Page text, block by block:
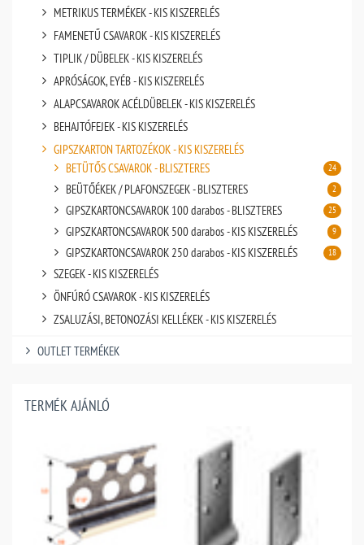
METRIKUS TERMÉKEK - KIS KISZERELÉS
FAMENETŰ CSAVAROK - KIS KISZERELÉS
TIPLIK / DÜBELEK - KIS KISZERELÉS
APRÓSÁGOK, EYÉB - KIS KISZERELÉS
ALAPCSAVAROK ACÉLDÜBELEK - KIS KISZERELÉS
BEHAJTÓFEJEK - KIS KISZERELÉS
GIPSZKARTON TARTOZÉKOK - KIS KISZERELÉS
BETÜTŐS CSAVAROK - BLISZTERES
24
BEÜTŐÉKEK / PLAFONSZEGEK - BLISZTERES 2
GIPSZKARTONCSAVAROK 100 darabos - BLISZTERES 25
GIPSZKARTONCSAVAROK 500 darabos - KIS KISZERELÉS 9
GIPSZKARTONCSAVAROK 250 darabos - KIS KISZERELÉS 18
SZEGEK - KIS KISZERELÉS
ÖNFÚRÓ CSAVAROK - KIS KISZERELÉS
ZSALUZÁSI, BETONOZÁSI KELLÉKEK - KIS KISZERELÉS
OUTLET TERMÉKEK
TERMÉK AJÁNLÓ